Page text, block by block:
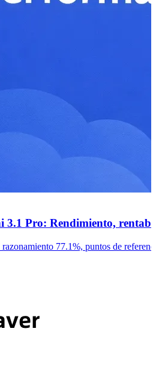
3.1 Pro: Rendimiento,
77.1%, puntos de